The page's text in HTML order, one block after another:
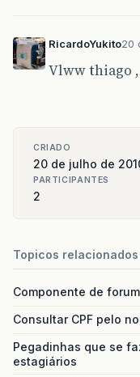
RicardoYukito20
Vlww thiago
CRIADO
20 de julho de
PARTICIPANTES
2
Topicos relacionados
Componente de forum
Consultar CPF pelo
Pegadinhas que se
estagiários